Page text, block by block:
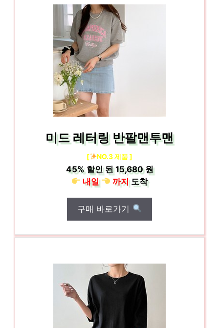
미드 레터링 반팔맨투맨
[ NO.3 제품 ]
45%할인 된15,680 원
내일
까지도착
구매 바로가기